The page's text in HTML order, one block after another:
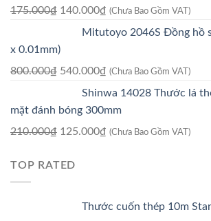
175.000₫ Giá
là:
140.000₫ Giá
hiện
140.000₫.
(Chưa Bao Gồm VAT)
Mitutoyo 2046S Đồng hồ
x 0.01mm)
800.000₫ Giá
là:
540.000₫ Giá
hiện
540.000₫.
(Chưa Bao Gồm VAT)
Shinwa 14028 Thước lá
mặt đánh bóng 300mm
210.000₫ Giá
là:
125.000₫ Giá
125.000₫.
(Chưa Bao Gồm VAT)
TOP RATED
Thước cuốn thép 10m